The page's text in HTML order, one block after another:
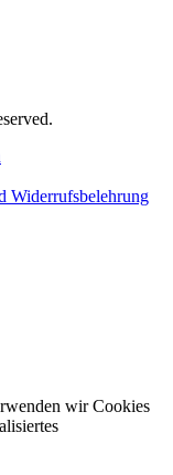
Widerrufsbelehrung
wir Cookies